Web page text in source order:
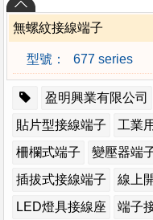
無螺紋接線端子
型號： 677 series
盈明興業有限公司
貼片型接線端子
工業
柵欄式端子
變壓器端
插拔式接線端子
線上
LED燈具接線座
端子